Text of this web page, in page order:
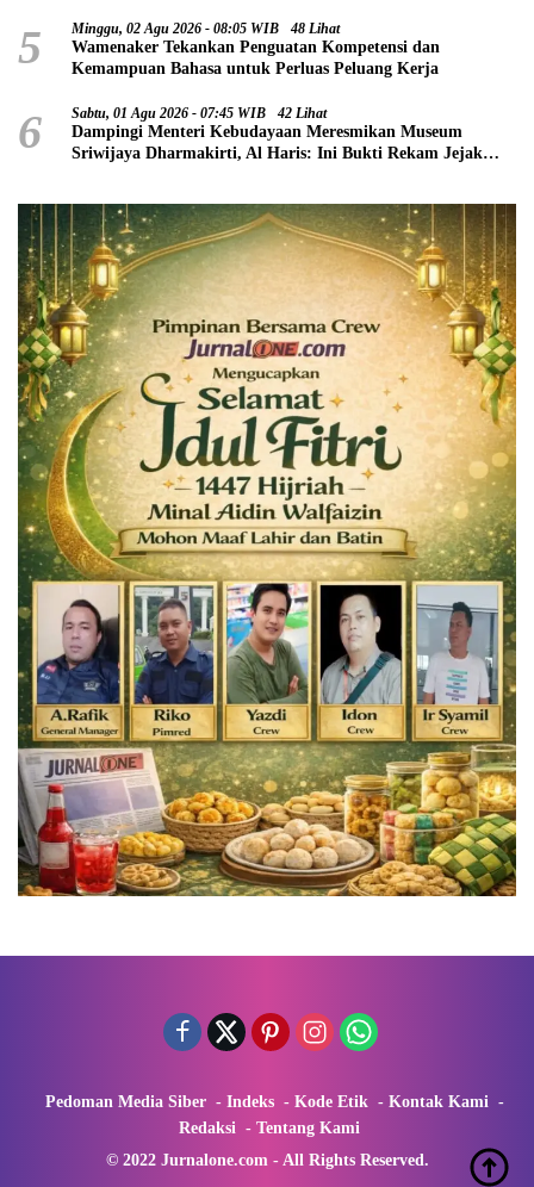
5 Minggu, 02 Agu 2026 - 08:05 WIB 48 Lihat
Wamenaker Tekankan Penguatan Kompetensi dan
Kemampuan Bahasa untuk Perluas Peluang Kerja
6 Sabtu, 01 Agu 2026 - 07:45 WIB 42 Lihat
Dampingi Menteri Kebudayaan Meresmikan Museum
Sriwijaya Dharmakirti, Al Haris: Ini Bukti Rekam Jejak
Pedoman Media Siber Indeks Kode Etik
Kontak Kami
Redaksi
Tentang Kami
© 2022 Jurnalone.com - All Rights Reserved.